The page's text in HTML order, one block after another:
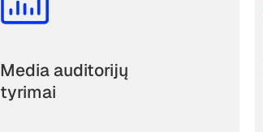
Media auditorijų
tyrimai